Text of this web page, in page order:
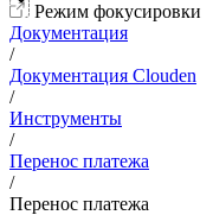
Режим фокусировки
Документация
/
Документация Clouden
/
Инструменты
/
Перенос платежа
/
Перенос платежа